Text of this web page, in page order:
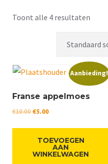
Toont alle 4 resultaten
Aanbieding!
Franse appelmoes
€10.00Oorspronkelijke
€5.00Huidige
€5.00.
TOEVOEGEN
AAN
WINKELWAGEN